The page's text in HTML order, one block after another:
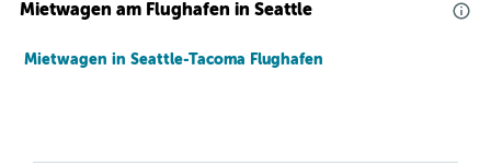
Mietwagen am Flughafen in Seattle
Mietwagen in Seattle-Tacoma Flughafen